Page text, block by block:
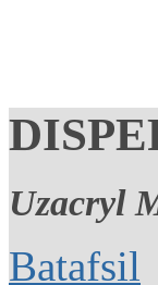
Uzacryl
Batafsil